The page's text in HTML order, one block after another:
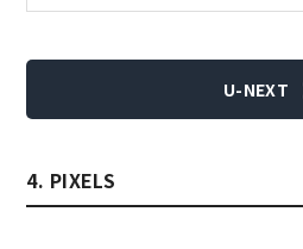
U-NEXT
4. PIXELS